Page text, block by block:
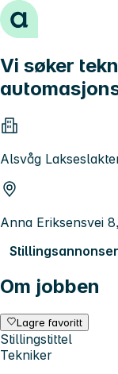
Hopp til innhold
Vi søker
Alsvåg
Anna Eriksensvei
Om jobben
Lagre favoritt
Stillingstittel
Tekniker